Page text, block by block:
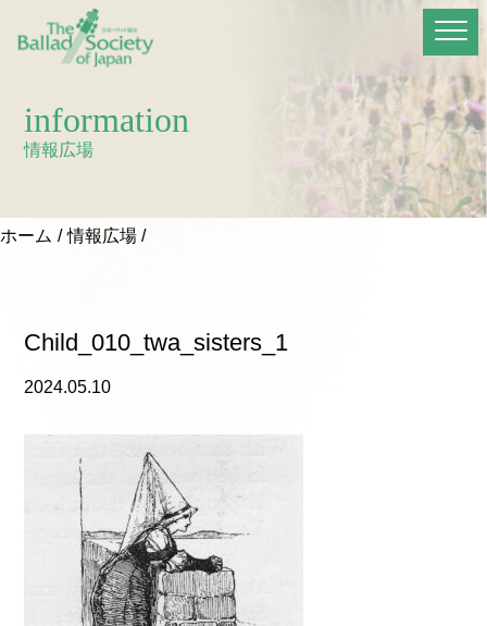
information
情報広場
ホーム 情報広場
Child_010_twa_sisters_1
2024.05.10